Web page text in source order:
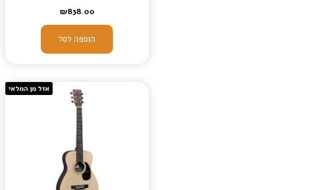
אזל מן המלאי
₪838.00
הוספה לסל